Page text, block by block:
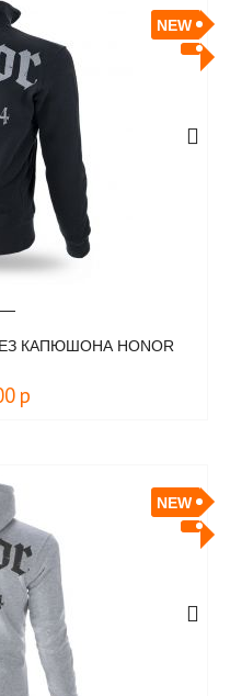
NEW
КАПЮШОНА HONOR
р
NEW